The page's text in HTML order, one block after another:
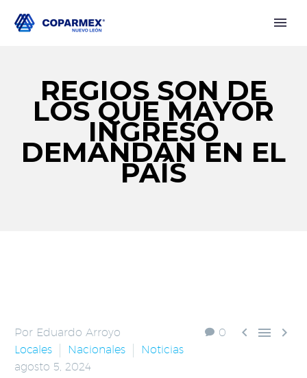
REGIOS SON DE
LOS QUE MAYOR
INGRESO
DEMANDAN EN EL
PAÍS
0   
Por Eduardo Arroyo
Locales
Nacionales
Noticias
agosto 5, 2024